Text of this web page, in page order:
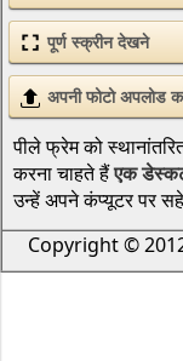
पूर्ण स्क्रीन देखने
अपनी फोटो अपलोड
पीले फ्रेम को
करना चाहते हैंएक
उन्हें अपने कंप्यूटर पर
Copyright ©